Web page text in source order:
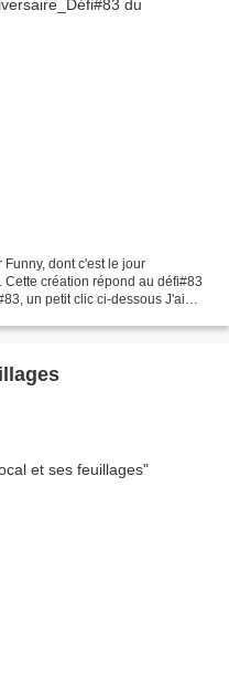
dont c'est le jour
création répond au défi#83
un petit clic ci-dessous J'ai